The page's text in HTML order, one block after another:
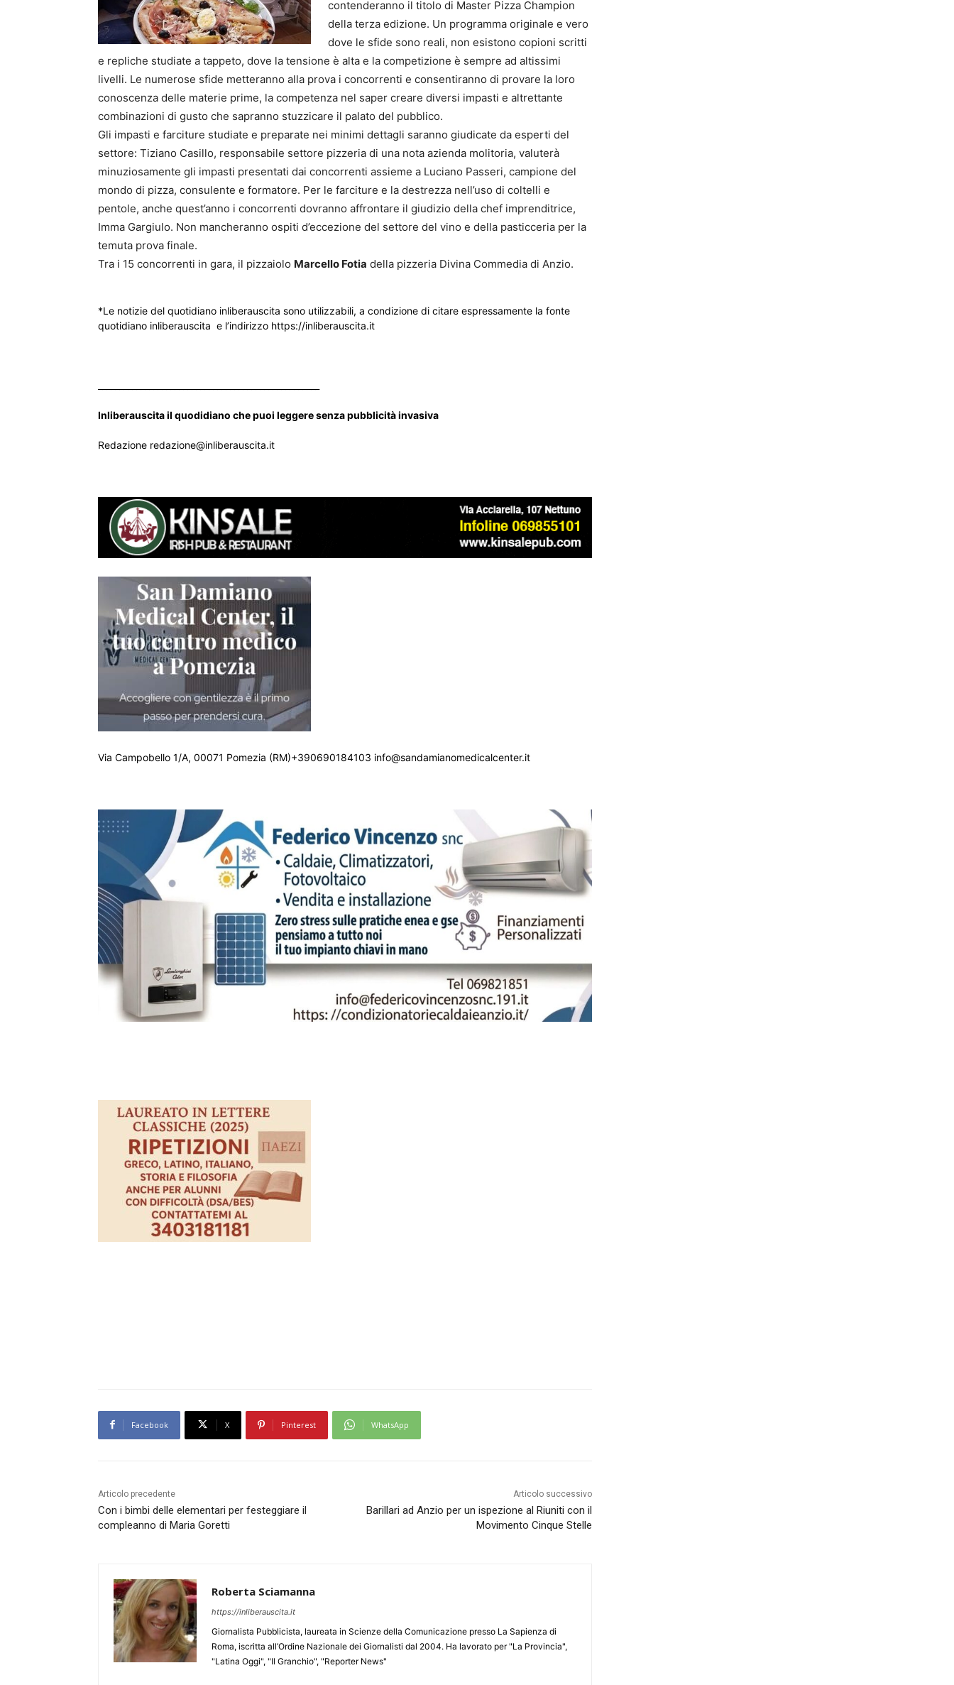
contenderanno il titolo di Master Pizza Champion
della terza edizione. Un programma originale e vero
dove le sfide sono reali, non esistono copioni scritti
e repliche studiate a tappeto, dove la tensione è alta e la competizione è sempre ad altissimi
livelli. Le numerose sfide metteranno alla prova i concorrenti e consentiranno di provare la loro
conoscenza delle materie prime, la competenza nel saper creare diversi impasti e altrettante
combinazioni di gusto che sapranno stuzzicare il palato del pubblico.
Gli impasti e farciture studiate e preparate nei minimi dettagli saranno giudicate da esperti del
settore: Tiziano Casillo, responsabile settore pizzeria di una nota azienda molitoria, valuterà
minuziosamente gli impasti presentati dai concorrenti assieme a Luciano Passeri, campione del
mondo di pizza, consulente e formatore. Per le farciture e la destrezza nell’uso di coltelli e
pentole, anche quest’anno i concorrenti dovranno affrontare il giudizio della chef imprenditrice,
Imma Gargiulo. Non mancheranno ospiti d’eccezione del settore del vino e della pasticceria per la
temuta prova finale.
Tra i 15 concorrenti in gara, il pizzaiolo Marcello Fotia della pizzeria Divina Commedia di Anzio.
*Le notizie del quotidiano inliberauscita sono utilizzabili, a condizione di citare espressamente la fonte
quotidiano inliberauscita e l’indirizzo https://inliberauscita.it
Inliberauscita il quodidiano che puoi leggere senza pubblicità invasiva
Redazione redazione@inliberauscita.it
Via Campobello 1/A, 00071 Pomezia (RM)+390690184103 info@sandamianomedicalcenter.it
Facebook X Pinterest WhatsApp
Articolo precedente
Con i bimbi delle elementari per festeggiare il
compleanno di Maria Goretti
Articolo successivo
Barillari ad Anzio per un ispezione al Riuniti con il
Movimento Cinque Stelle
Roberta Sciamanna
https://inliberauscita.it
Giornalista Pubblicista, laureata in Scienze della Comunicazione presso La Sapienza di
Roma, iscritta all’Ordine Nazionale dei Giornalisti dal 2004. Ha lavorato per "La Provincia",
"Latina Oggi", "Il Granchio", "Reporter News"